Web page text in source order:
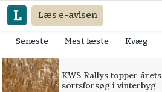
Læs e-avisen
Seneste Mest læste Kvæg
KWS Rallys topper årets
sortsforsøg i vinterbyg